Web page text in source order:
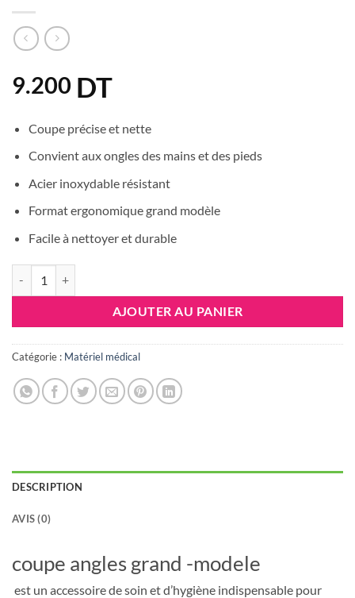
9.200 DT
Coupe précise et nette
Convient aux ongles des mains et des pieds
Acier inoxydable résistant
Format ergonomique grand modèle
Facile à nettoyer et durable
AJOUTER AU PANIER
Catégorie : Matériel médical
DESCRIPTION
AVIS (0)
coupe angles grand -modele
est un accessoire de soin et d’hygiène indispensable pour